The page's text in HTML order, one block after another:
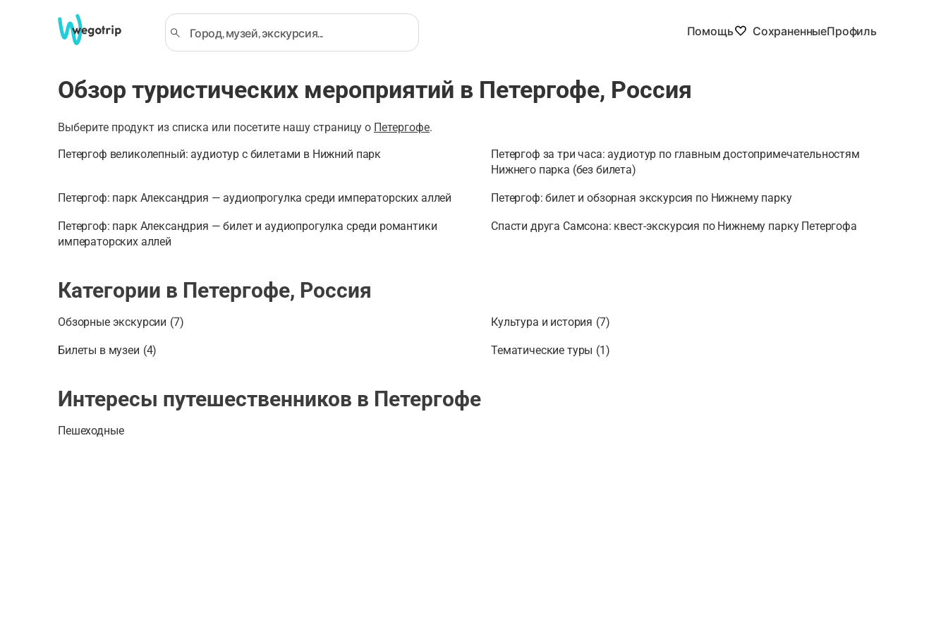
Помощь СохраненныеПрофиль
Обзор туристических мероприятий в Петергофе, Россия
Выберите продукт из списка или посетите нашу страницу о Петергофе.
Петергоф великолепный: аудиотур с билетами в Нижний парк
Петергоф за три часа: аудиотур по главным достопримечательностям
Нижнего парка (без билета)
Петергоф: парк Александрия — аудиопрогулка среди императорских аллей Петергоф: билет и обзорная экскурсия по Нижнему парку
Петергоф: парк Александрия — билет и аудиопрогулка среди романтики
императорских аллей
Спасти друга Самсона: квест-экскурсия по Нижнему парку Петергофа
Категории в Петергофе, Россия
Обзорные экскурсии (7) Культура и история (7)
Билеты в музеи (4) Тематические туры (1)
Интересы путешественников в Петергофе
Пешеходные